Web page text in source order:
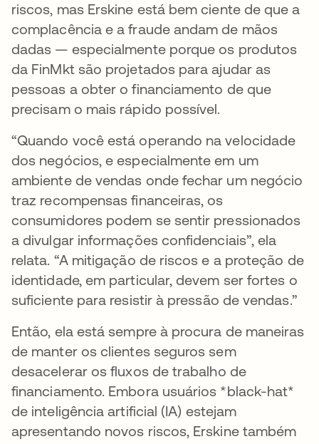
riscos, mas Erskine está bem ciente de que a
complacência e a fraude andam de mãos
dadas — especialmente porque os produtos
da FinMkt são projetados para ajudar as
pessoas a obter o financiamento de que
precisam o mais rápido possível.
“Quando você está operando na velocidade
dos negócios, e especialmente em um
ambiente de vendas onde fechar um negócio
traz recompensas financeiras, os
consumidores podem se sentir pressionados
a divulgar informações confidenciais”, ela
relata. “A mitigação de riscos e a proteção de
identidade, em particular, devem ser fortes o
suficiente para resistir à pressão de vendas.”
Então, ela está sempre à procura de maneiras
de manter os clientes seguros sem
desacelerar os fluxos de trabalho de
financiamento. Embora usuários *black-hat*
de inteligência artificial (IA) estejam
apresentando novos riscos, Erskine também